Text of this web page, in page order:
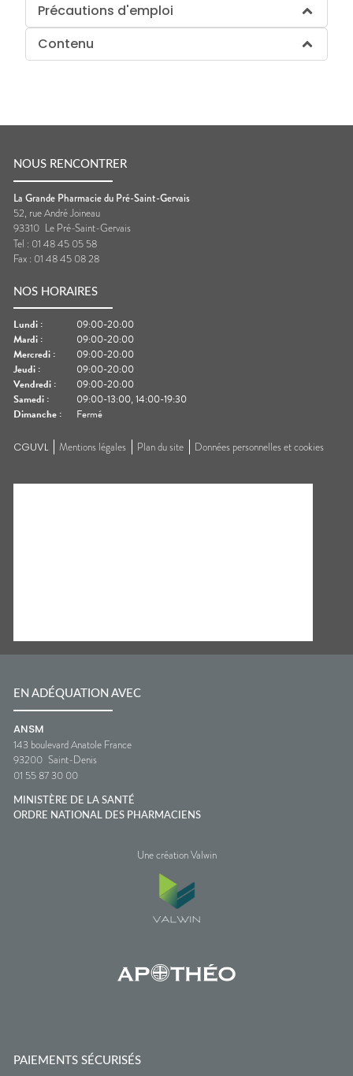
Précautions d'emploi
Contenu
NOUS RENCONTRER
La Grande Pharmacie du Pré-Saint-Gervais
52, rue André Joineau
93310 Le Pré-Saint-Gervais
Tel : 01 48 45 05 58
Fax : 01 48 45 08 28
NOS HORAIRES
Lundi :
09:00-20:00
Mardi :
09:00-20:00
Mercredi :
09:00-20:00
Jeudi :
09:00-20:00
Vendredi :
09:00-20:00
Samedi :
09:00-13:00, 14:00-19:30
Dimanche : Fermé
CGUVL Mentions légales Plan du site Données personnelles et cookies
EN ADÉQUATION AVEC
ANSM
143 boulevard Anatole France
93200 Saint-Denis
01 55 87 30 00
MINISTÈRE DE LA SANTÉ
ORDRE NATIONAL DES PHARMACIENS
Une création Valwin
PAIEMENTS SÉCURISÉS